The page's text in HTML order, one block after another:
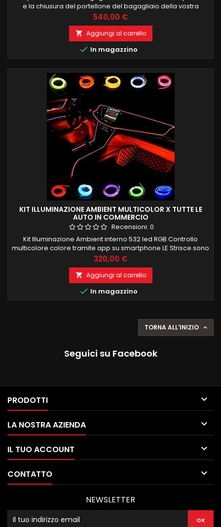
e la chiusura del portellone del bagagliaio della vostra
automobile.Il sistema è completo di due pistoni specifici per
il montaggio su KUGA centralina di controllo e due pulsanti
specifici da installare nell'abitacolo e nel portellone. Tutti gli
interruttori e i controlli necessari...
Prezzo
540,00 €
 Aggiungi al carrello
 In magazzino
KIT ILLUMINAZIONE AMBIENT MULTICOLOR X TUTTE LE
AUTO IN COMMERCIO
Recensioni: 0
Kit Illuminazione Ambient interno 532 led RGB Controllo
multicolore colore tramite app su smartphone LE Strisce sono
composte de 100 led interni per una corretta ed uniforme
illuminazione e si possono anche tagliare a misura Kit è
composto da: 4 strisce porte 4 maniglie 4 portaoggetti porte
4 tappetini piedi 1 cruscotto frontale 4 PEZZI 75CM 1 PEZZO...
Prezzo
320,00 €
 Aggiungi al carrello
 In magazzino
TORNA ALL'INIZIO 
Seguici su Facebook
PRODOTTI 
LA NOSTRA AZIENDA 
IL TUO ACCOUNT 
CONTATTO 
NEWSLETTER